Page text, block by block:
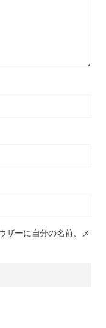
ザーに自分の名前、メ